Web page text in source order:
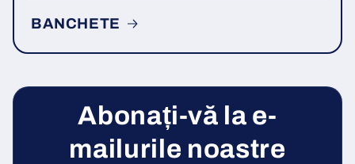
BANCHETE
Abonați-vă la e-
mailurile noastre